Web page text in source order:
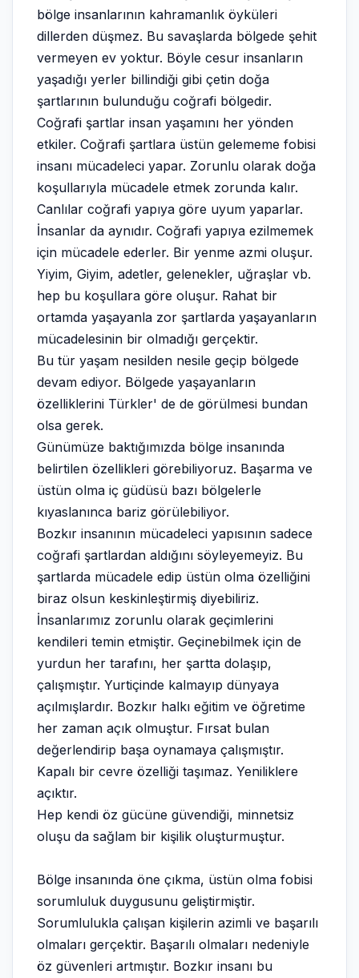
bölge insanlarının kahramanlık öyküleri
dillerden düşmez. Bu savaşlarda bölgede şehit
vermeyen ev yoktur. Böyle cesur insanların
yaşadığı yerler billindiği gibi çetin doğa
şartlarının bulunduğu coğrafi bölgedir.
Coğrafi şartlar insan yaşamını her yönden
etkiler. Coğrafi şartlara üstün gelememe fobisi
insanı mücadeleci yapar. Zorunlu olarak doğa
koşullarıyla mücadele etmek zorunda kalır.
Canlılar coğrafi yapıya göre uyum yaparlar.
İnsanlar da aynıdır. Coğrafi yapıya ezilmemek
için mücadele ederler. Bir yenme azmi oluşur.
Yiyim, Giyim, adetler, gelenekler, uğraşlar vb.
hep bu koşullara göre oluşur. Rahat bir
ortamda yaşayanla zor şartlarda yaşayanların
mücadelesinin bir olmadığı gerçektir.
Bu tür yaşam nesilden nesile geçip bölgede
devam ediyor. Bölgede yaşayanların
özelliklerini Türkler' de de görülmesi bundan
olsa gerek.
Günümüze baktığımızda bölge insanında
belirtilen özellikleri görebiliyoruz. Başarma ve
üstün olma iç güdüsü bazı bölgelerle
kıyaslanınca bariz görülebiliyor.
Bozkır insanının mücadeleci yapısının sadece
coğrafi şartlardan aldığını söyleyemeyiz. Bu
şartlarda mücadele edip üstün olma özelliğini
biraz olsun keskinleştirmiş diyebiliriz.
İnsanlarımız zorunlu olarak geçimlerini
kendileri temin etmiştir. Geçinebilmek için de
yurdun her tarafını, her şartta dolaşıp,
çalışmıştır. Yurtiçinde kalmayıp dünyaya
açılmışlardır. Bozkır halkı eğitim ve öğretime
her zaman açık olmuştur. Fırsat bulan
değerlendirip başa oynamaya çalışmıştır.
Kapalı bir cevre özelliği taşımaz. Yeniliklere
açıktır.
Hep kendi öz gücüne güvendiği, minnetsiz
oluşu da sağlam bir kişilik oluşturmuştur.
Bölge insanında öne çıkma, üstün olma fobisi
sorumluluk duygusunu geliştirmiştir.
Sorumlulukla çalışan kişilerin azimli ve başarılı
olmaları gerçektir. Başarılı olmaları nedeniyle
öz güvenleri artmıştır. Bozkır insanı bu